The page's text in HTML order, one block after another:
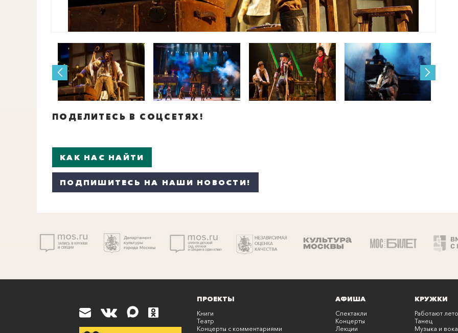
ПОДЕЛИТЕСЬ В СОЦСЕТЯХ!
КАК НАС НАЙТИ
ПОДПИШИТЕСЬ НА НАШИ НОВОСТИ!
ПРОЕКТЫ
Книги
Театр
Концерты с комментариями
АФИША
Спектакли
Концерты
Лекции
КРУЖКИ
Работают
Танец
Музыка и